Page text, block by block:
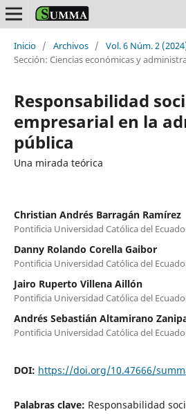
Inicio / Archivos / Vol. 6 Núm. 2
Sección: Ciencias económicas y
Responsabilidad
empresarial en la
pública
Una mirada teórica
Christian Andrés Barragán Ramírez
Pontificia Universidad Católica del
Danny Rolando Corella Gaibor
Pontificia Universidad Católica del
Jairo Ruperto Villena Aillón
Pontificia Universidad Católica del
Andrés Sebastián Altamirano
Pontificia Universidad Católica del
DOI: https://doi.org/10.47666/
Palabras clave: Responsabilidad